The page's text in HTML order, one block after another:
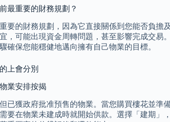
最重要的財務規劃？
要的財務規劃，因為它直接關係到您能否負
，可能出現資金周轉問題，甚至影響完成交
確保您能穩健地邁向擁有自己物業的目標。
上會分別
業安排按揭
已獲政府批准預售的物業。當您購買樓花並
要在物業未建成時就開始供款。選擇「建期